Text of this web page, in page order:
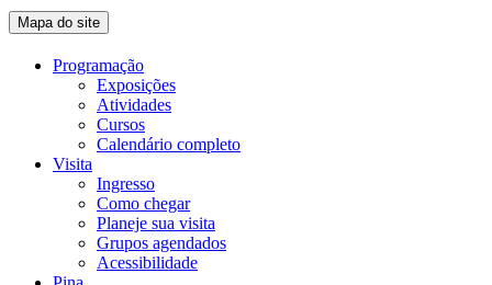
Mapa do site
Programação
Exposições
Atividades
Cursos
Calendário completo
Visita
Ingresso
Como chegar
Planeje sua visita
Grupos agendados
Acessibilidade